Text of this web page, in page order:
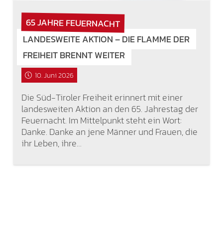
65 JAHRE FEUERNACHT
LANDESWEITE AKTION – DIE FLAMME DER
FREIHEIT BRENNT WEITER
10. Juni 2026
Die Süd-Tiroler Freiheit erinnert mit einer
landesweiten Aktion an den 65. Jahrestag der
Feuernacht. Im Mittelpunkt steht ein Wort:
Danke. Danke an jene Männer und Frauen, die
ihr Leben, ihre…